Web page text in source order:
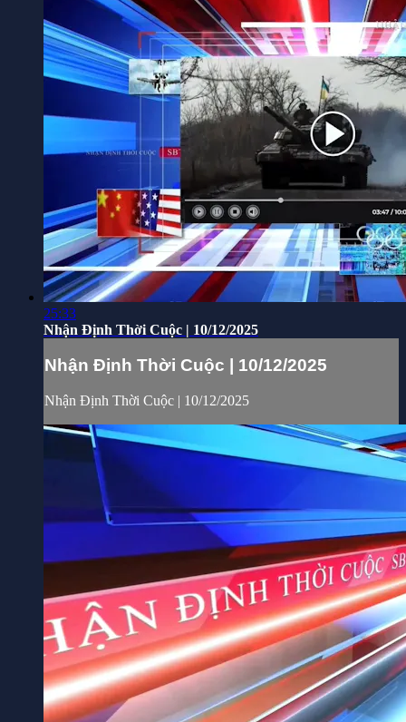
25:33
Nhận Định Thời Cuộc | 10/12/2025
Nhận Định Thời Cuộc | 10/12/2025
Nhận Định Thời Cuộc | 10/12/2025